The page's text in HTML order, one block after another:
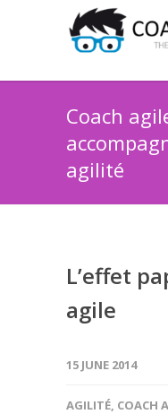
Coach
agilité
L’effet
agile
15 JUNE 2014
AGILITÉ, COACH